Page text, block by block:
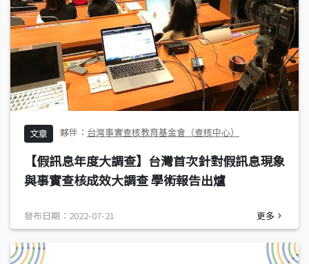
文章 台灣事實查核教育基金會（查核中心）
【假訊息年度大調查】台灣首次針對假訊息現象
與事實查核成效大調查 學術報告出爐
發布日期：2022-07-21 更多